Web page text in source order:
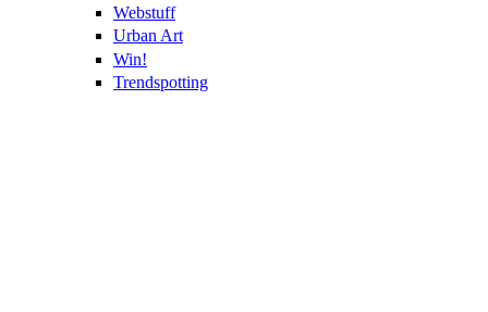
Webstuff
Urban Art
Win!
Trendspotting